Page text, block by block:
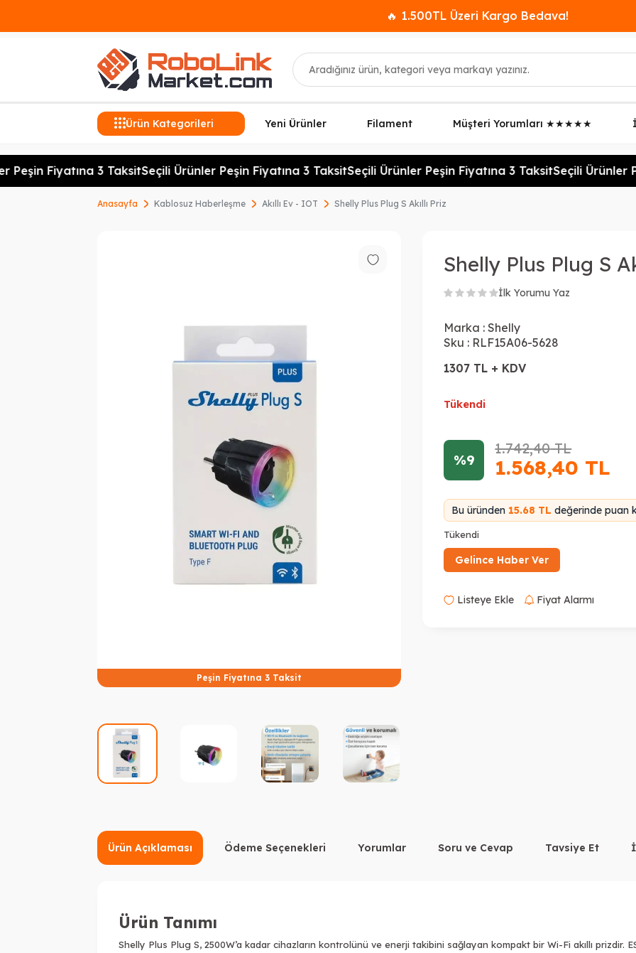
🔥 1.500TL Üzeri Kargo Bedava!
Ara
Ürün Kategorileri Yeni Ürünler Filament Müşteri Yorumları ★★★★★
Fiyatına 3 TaksitSeçili Ürünler Peşin Fiyatına 3 TaksitSeçili Ürünler Peşin Fiyatına 3 TaksitSeçili Ürünler
Anasayfa Kablosuz Haberleşme Akıllı Ev - IOT Shelly Plus Plug S Akıllı Priz
Peşin Fiyatına 3 Taksit
Shelly Plus Plug S
İlk Yorumu Yaz
Marka : Shelly
Sku : RLF15A06-5628
1307 TL + KDV
Tükendi
%9
1.742,40TL
1.568,40 TL
Bu üründen 15.68 TL değerinde puan
Tükendi
Gelince Haber Ver
Listeye Ekle Fiyat Alarmı
Ürün Açıklaması Ödeme Seçenekleri Yorumlar Soru ve Cevap Tavsiye Et
Ürün Tanımı
Shelly Plus Plug S, 2500W’a kadar cihazların kontrolünü ve enerji takibini sağlayan kompakt bir Wi-Fi akıllı prizdir.